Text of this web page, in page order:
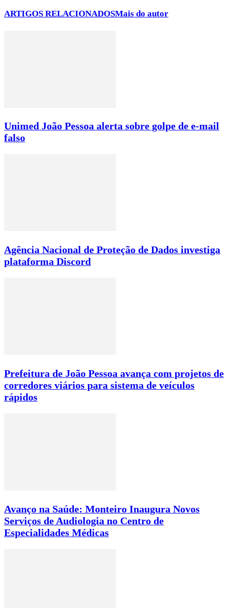
ARTIGOS RELACIONADOSMais do autor
Unimed João Pessoa alerta sobre golpe de e-mail
falso
Agência Nacional de Proteção de Dados investiga
plataforma Discord
Prefeitura de João Pessoa avança com projetos de
corredores viários para sistema de veículos
rápidos
Avanço na Saúde: Monteiro Inaugura Novos
Serviços de Audiologia no Centro de
Especialidades Médicas